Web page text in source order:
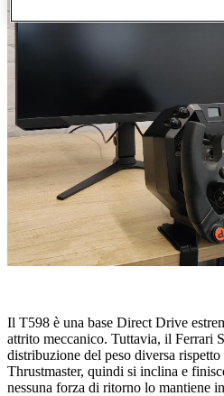
Il T598 è una base Direct Drive
attrito meccanico. Tuttavia, il Ferrari
distribuzione del peso diversa
Thrustmaster, quindi si inclina e
nessuna forza di ritorno lo mantiene